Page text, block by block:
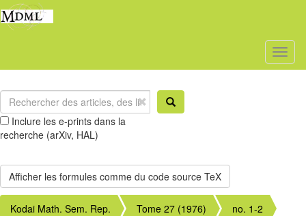
Inclure les e-prints dans la
recherche (arXiv, HAL)
Kodai Math. Sem. Rep. Tome 27 (1976)
no. 1-2